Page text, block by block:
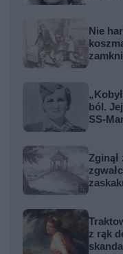
Nie
ból.
SS-
z rąk